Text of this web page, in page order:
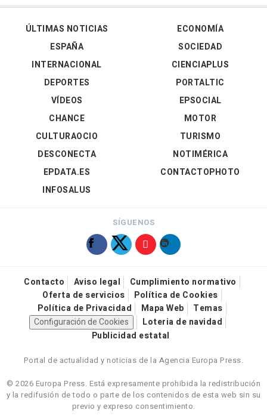
ÚLTIMAS NOTICIAS
ESPAÑA
INTERNACIONAL
DEPORTES
VÍDEOS
ECONOMÍA
SOCIEDAD
CIENCIAPLUS
PORTALTIC
EPSOCIAL
CHANCE
CULTURAOCIO
DESCONECTA
EPDATA.ES
INFOSALUS
MOTOR
TURISMO
NOTIMÉRICA
CONTACTOPHOTO
SÍGUENOS
Contacto Aviso legal
Cumplimiento normativo
Oferta de servicios
Política de Cookies
Política de Privacidad
Mapa Web
Temas
Configuración de Cookies
Loteria de navidad
Publicidad estatal
Portal de actualidad y noticias de la Agencia Europa Press.
© 2026 Europa Press. Está expresamente prohibida la redistribución
y la redifusión de todo o parte de los contenidos de esta web sin su
previo y expreso consentimiento.